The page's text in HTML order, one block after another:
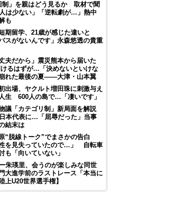
制」を親はどう見るか 取材で聞
は少ない」「逆転劇が…」熱中
も
期留学、21歳が感じた違いと
スがないんです」永森悠透の貴重
夫だから」震災熊本から届いた
るはずが…「決めないといけな
れた最後の夏――大津・山本翼
出場、ヤクルト増田珠に刺激与え
生 600人の島で…「凄いです」
議「カテゴリ制」新局面を解説
本代表に…「屈辱だった」当事
結末は
“脱線トーク”でまさかの告白
性を見失っていたので…」 自転車
も「向いていない」
朱瑛里、会うのが楽しみな同世
進学前のラストレース「本当に
上U20世界選手権】